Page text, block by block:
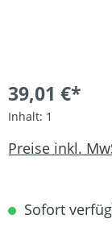
39,01 €*
Inhalt: 1
Preise inkl.
Sofort